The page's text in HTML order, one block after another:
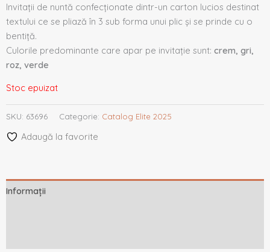
Invitații de nuntă confecționate dintr-un carton lucios destinat
textului ce se pliază în 3 sub forma unui plic și se prinde cu o
bentiță.
Culorile predominante care apar pe invitație sunt: crem, gri,
roz, verde
Stoc epuizat
SKU: 63696 Categorie: Catalog Elite 2025
Adaugă la favorite
Informații